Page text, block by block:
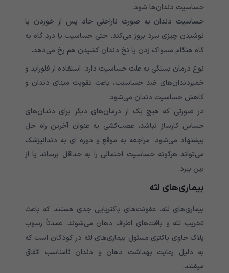
حساسیت دندان‌ها شود.
حساسیت دندان به صورت ناراحتی حاد پس از خوردن یا
نوشیدن چیزی سرد بروز می‌‌‌‌‌‌‌‌‌‌‌‌‌‌‌‌‌‌‌‌‌‌‌‌‌‌‌‌‌‌‌‌‌‌‌‌‌‌‌‌‌‌‌‌‌‌‌‌‌‌‌‌کند. حتی حساسیت یا درد گاه به
گاه هنگام مسواک زدن یا نخ دندان کشیدن هم رخ می‌‌‌‌‌‌‌‌‌‌‌‌‌‌‌‌‌‌‌‌‌‌‌‌‌‌‌‌‌‌‌‌‌‌‌‌‌‌‌‌‌‌‌‌‌‌‌‌‌‌‌‌دهد.
نوع درمان بستگی به علت حساسیت دارد. استفاده از فلوراید و
خمیردندان‌‌‌‌‌‌‌‌‌‌‌‌‌‌‌‌‌‌‌‌‌‌‌‌‌‌‌‌‌‌‌‌‌‌‌‌‌‌‌‌‌‌‌‌‌‌های ضد حساسیت، باعث تقویت مینای دندان و
کاهش حساسیت دندان می‌‌‌‌‌‌‌‌‌‌‌‌‌‌‌‌‌‌‌‌‌‌‌‌‌‌‌‌‌‌‌‌‌‌‌‌‌‌‌‌‌‌‌‌‌‌‌‌‌‌‌‌شود.
در صورتی که هیچ یک از درمان‌‌‌‌‌‌‌‌‌‌‌‌‌‌‌‌‌‌‌‌‌‌‌‌‌‌‌‌‌‌‌‌‌‌‌‌‌‌‌‌‌‌‌‌‌‌های دیگر برای دندان‌‌‌‌‌‌‌‌‌‌‌‌‌‌‌‌‌‌‌‌‌‌‌‌‌‌‌‌‌‌‌‌‌‌‌‌‌‌‌‌‌‌‌‌‌‌های
حساس کارساز نباشد، عصب‌کشی به عنوان آخرین راه حل
پیشنهاد می‌‌‌‌‌‌‌‌‌‌‌‌‌‌‌‌‌‌‌‌‌‌‌‌‌‌‌‌‌‌‌‌‌‌‌‌‌‌‌‌‌‌‌‌‌‌‌‌‌‌‌‌شود. مراجعه به موقع و دوره ای به دندانپزشک
می‌‌‌‌‌‌‌‌‌‌‌‌‌‌‌‌‌‌‌‌‌‌‌‌‌‌‌‌‌‌‌‌‌‌‌‌‌‌‌‌‌‌‌‌‌‌‌‌‌‌‌‌تواند هرگونه حساسیت احتمالی را به حداقل برساند یا از
بین ببرد.
بیماری‌‌‌‌‌‌‌‌‌‌‌‌‌‌‌‌‌‌‌‌‌‌‌‌‌‌‌‌‌‌‌‌‌‌‌‌‌‌‌‌‌‌‌‌‌‌های لثه
بیماری‌های لثه، عفونت‌های باکتریایی جدی هستند که باعث
تخریب لثه و بافت‌های اطراف دهان می‌شوند. عمدتاً رسوب
پلاک حاوی باکتری مسئول بیماری‌‌‌‌‌‌‌‌‌‌‌‌‌‌‌‌‌‌‌‌‌‌‌‌‌‌‌‌‌‌‌‌‌‌‌‌‌‌‌‌‌‌‌‌‌‌های لثه در کودکان است که
به دلیل رعایت بهداشت دهان و دندان نامناسب اتفاق
میفتند.